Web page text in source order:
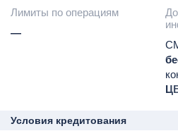
Лимиты по операциям
—
Условия кредитования